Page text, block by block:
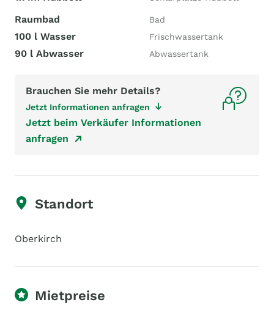
Raumbad Bad
100 l Wasser Frischwassertank
90 l Abwasser Abwassertank
Brauchen Sie mehr Details?
Jetzt Informationen anfragen
Jetzt beim Verkäufer Informationen
anfragen
Standort
Oberkirch
Mietpreise